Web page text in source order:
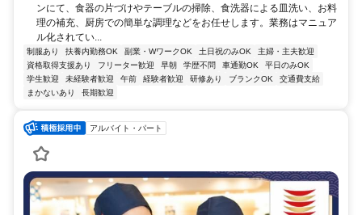
ンにて、食器の片づけやテーブルの掃除、食洗器による皿洗い、お料
理の補充、厨房での簡単な調理などをお任せします。業務はマニュア
ル化されてい...
制服あり 扶養内勤務OK 副業・WワークOK 土日祝のみOK
主婦・主夫歓迎
資格取得支援あり
フリーター歓迎 早朝 学歴不問 車通勤OK
平日のみOK
学生歓迎
未経験者歓迎 午前 経験者歓迎 研修あり ブランクOK
交通費支給
まかないあり
長期歓迎
アルバイト・パート